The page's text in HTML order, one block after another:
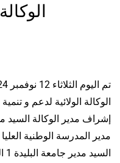
إشراف مدير الوكالة
مدير المدرسة الوطنية